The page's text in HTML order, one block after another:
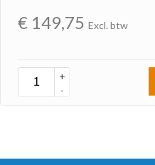
€ 149,75 Excl. btw
+
-